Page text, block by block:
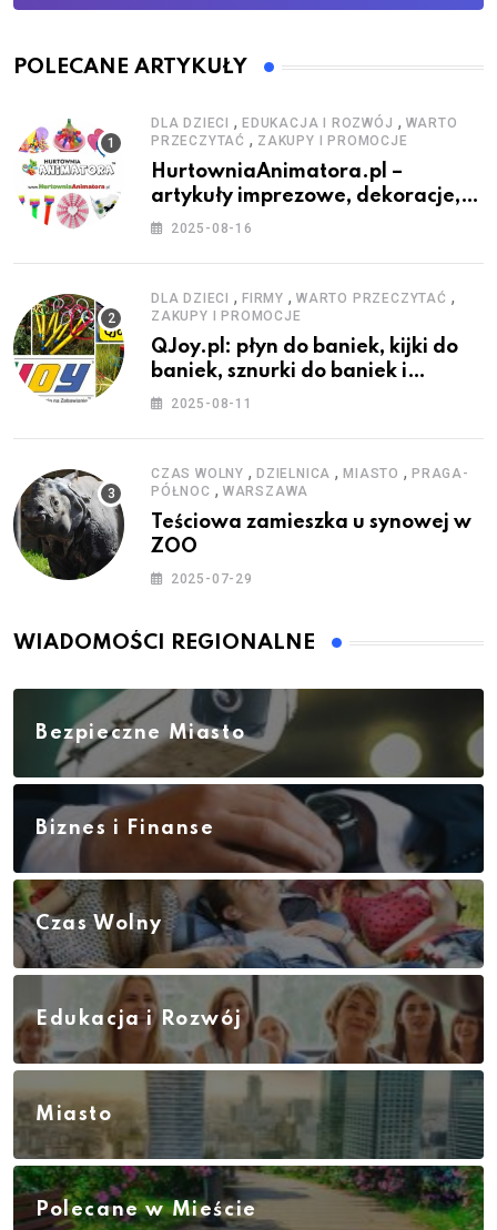
POLECANE ARTYKUŁY
DLA DZIECI , EDUKACJA I ROZWÓJ , WARTO
PRZECZYTAĆ , ZAKUPY I PROMOCJE
HurtowniaAnimatora.pl –
artykuły imprezowe, dekoracje,
stroje i akcesoria dla animatorów
2025-08-16
DLA DZIECI , FIRMY , WARTO PRZECZYTAĆ ,
ZAKUPY I PROMOCJE
QJoy.pl: płyn do baniek, kijki do
baniek, sznurki do baniek i
zestawy do baniek
2025-08-11
CZAS WOLNY , DZIELNICA ,MIASTO ,PRAGA-
PÓŁNOC , WARSZAWA
Teściowa zamieszka u synowej w
ZOO
2025-07-29
WIADOMOŚCI REGIONALNE
Bezpieczne Miasto
Biznes i Finanse
Czas Wolny
Edukacja i Rozwój
Miasto
Polecane w Mieście